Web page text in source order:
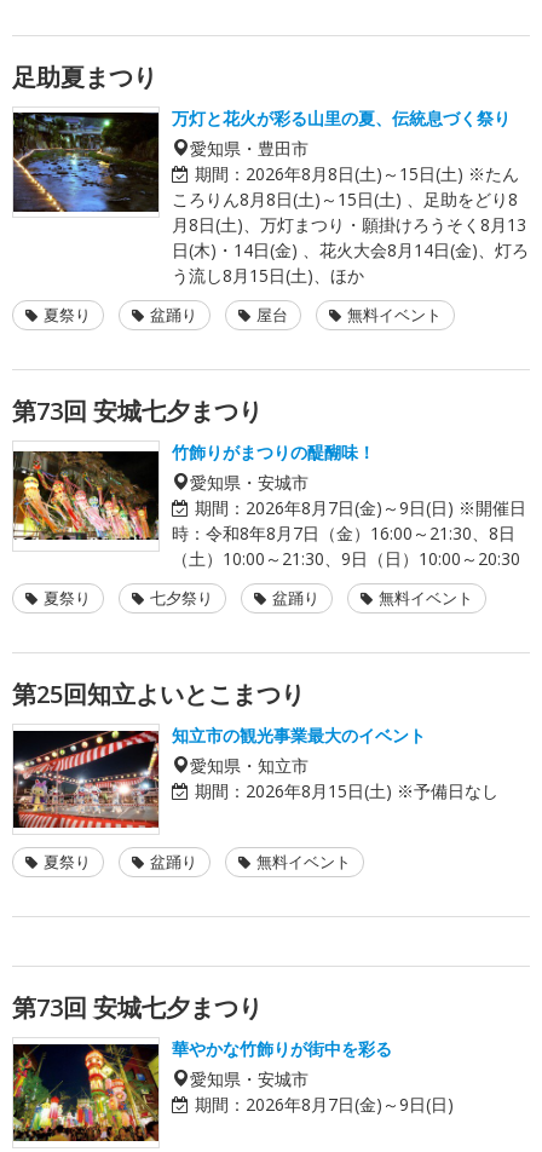
足助夏まつり
万灯と花火が彩る山里の夏、伝統息づく祭り
愛知県・豊田市
期間： 2026年8月8日(土)～15日(土) ※たん
ころりん8月8日(土)～15日(土) 、足助をどり8
月8日(土)、万灯まつり・願掛けろうそく8月13
日(木)・14日(金) 、花火大会8月14日(金)、灯ろ
う流し8月15日(土)、ほか
夏祭り 盆踊り 屋台 無料イベント
第73回 安城七夕まつり
竹飾りがまつりの醍醐味！
愛知県・安城市
期間： 2026年8月7日(金)～9日(日) ※開催日
時：令和8年8月7日（金）16:00～21:30、8日
（土）10:00～21:30、9日（日）10:00～20:30
夏祭り 七夕祭り 盆踊り 無料イベント
第25回知立よいとこまつり
知立市の観光事業最大のイベント
愛知県・知立市
期間： 2026年8月15日(土) ※予備日なし
夏祭り 盆踊り 無料イベント
第73回 安城七夕まつり
華やかな竹飾りが街中を彩る
愛知県・安城市
期間： 2026年8月7日(金)～9日(日)